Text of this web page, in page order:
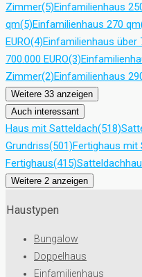
Zimmer(5)Einfamilienhaus
qm(5)Einfamilienhaus 270 qm
EURO(4)Einfamilienhaus über
700.000 EURO(3)
Zimmer(2)Einfamilienhaus
Weitere 33 anzeigen
Auch interessant
Haus mit Satteldach(518)
Grundriss(501)Fertighaus mit
Fertighaus(415)
Weitere 2 anzeigen
Haustypen
Bungalow
Doppelhaus
Einfamilienhaus